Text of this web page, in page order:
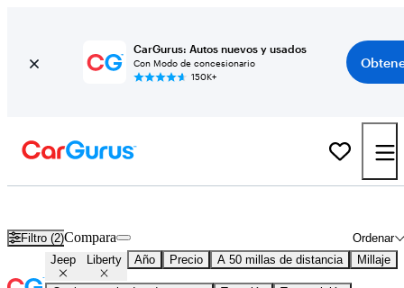
CarGurus: Autos nuevos y usados
Con Modo de concesionario
150K+
Filtro (2) Ordenar
Compara
Jeep Liberty Año Precio A 50 millas de distancia Millaje